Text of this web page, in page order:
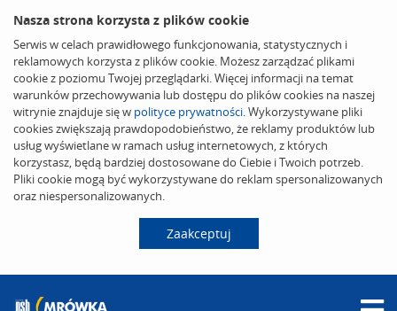
Nasza strona korzysta z plików cookie
Serwis w celach prawidłowego funkcjonowania, statystycznych i
reklamowych korzysta z plików cookie. Możesz zarządzać plikami
cookie z poziomu Twojej przeglądarki. Więcej informacji na temat
warunków przechowywania lub dostępu do plików cookies na naszej
witrynie znajduje się w polityce prywatności. Wykorzystywane pliki
cookies zwiększają prawdopodobieństwo, że reklamy produktów lub
usług wyświetlane w ramach usług internetowych, z których
korzystasz, będą bardziej dostosowane do Ciebie i Twoich potrzeb.
Pliki cookie mogą być wykorzystywane do reklam spersonalizowanych
oraz niespersonalizowanych.
Zaakceptuj